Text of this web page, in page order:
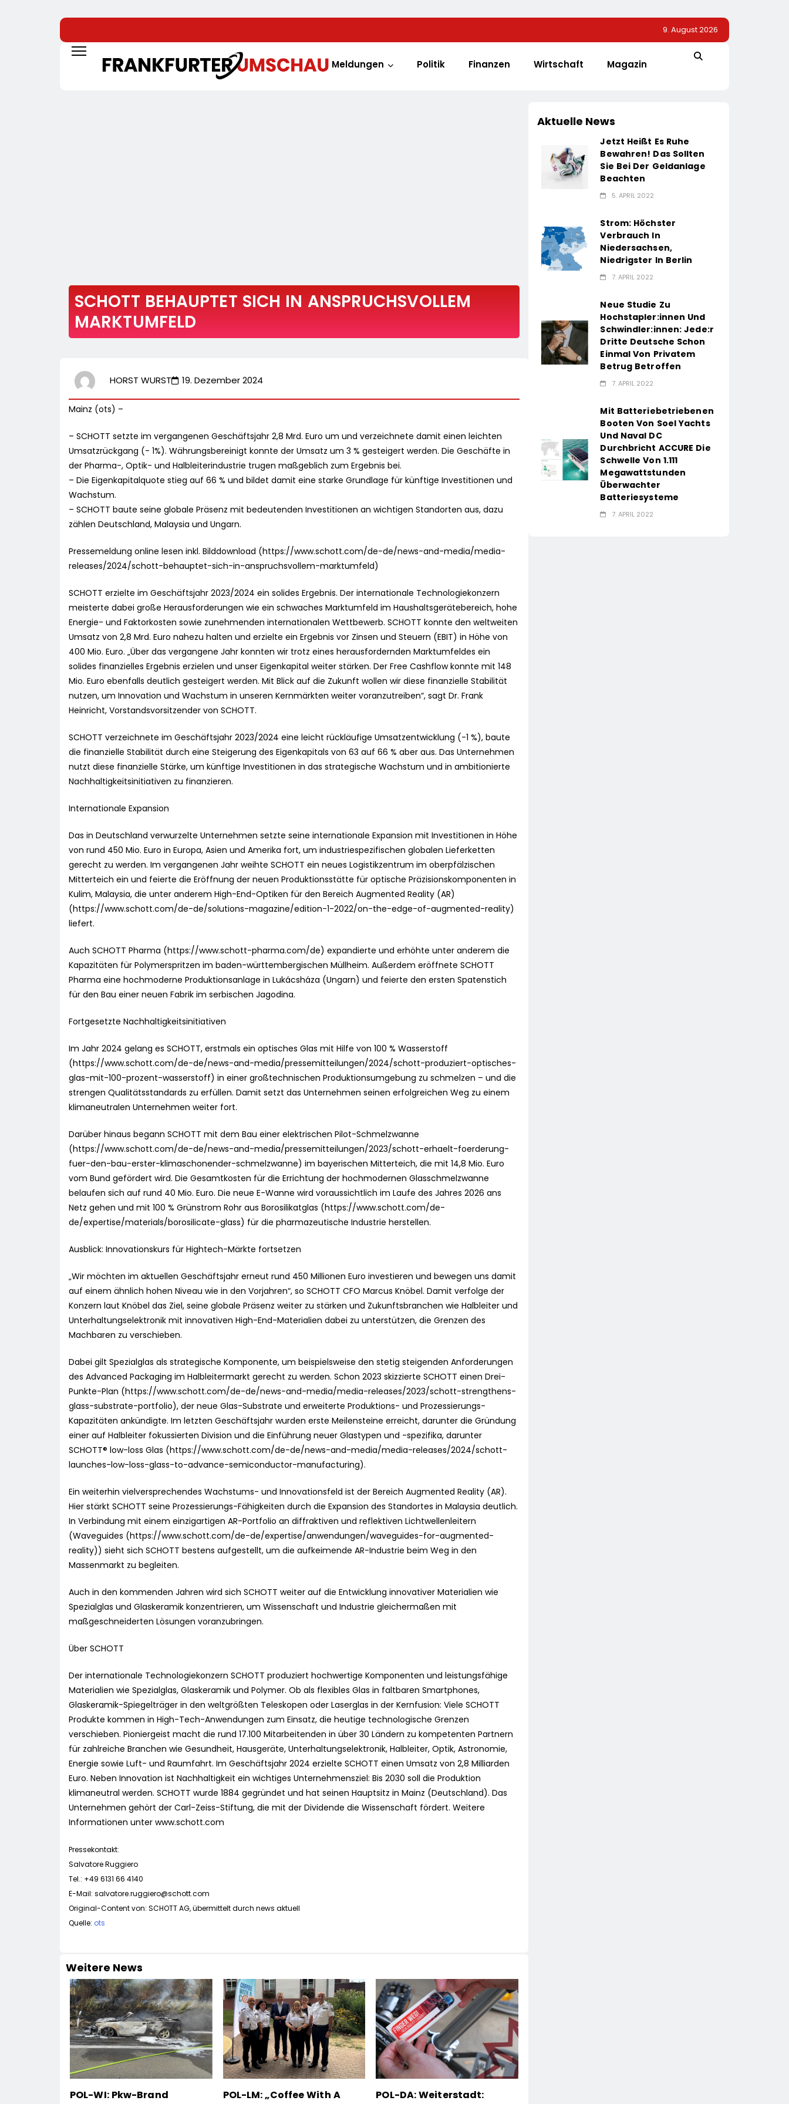
9. August 2026
Meldungen Politik Finanzen Wirtschaft Magazin
SCHOTT BEHAUPTET SICH IN ANSPRUCHSVOLLEM
MARKTUMFELD
HORST WURST 19. Dezember 2024
Mainz (ots) –
– SCHOTT setzte im vergangenen Geschäftsjahr 2,8 Mrd. Euro um und verzeichnete damit einen leichten
Umsatzrückgang (- 1%). Währungsbereinigt konnte der Umsatz um 3 % gesteigert werden. Die Geschäfte in
der Pharma-, Optik- und Halbleiterindustrie trugen maßgeblich zum Ergebnis bei.
– Die Eigenkapitalquote stieg auf 66 % und bildet damit eine starke Grundlage für künftige Investitionen und
Wachstum.
– SCHOTT baute seine globale Präsenz mit bedeutenden Investitionen an wichtigen Standorten aus, dazu
zählen Deutschland, Malaysia und Ungarn.
Pressemeldung online lesen inkl. Bilddownload (https://www.schott.com/de-de/news-and-media/media-
releases/2024/schott-behauptet-sich-in-anspruchsvollem-marktumfeld)
SCHOTT erzielte im Geschäftsjahr 2023/2024 ein solides Ergebnis. Der internationale Technologiekonzern
meisterte dabei große Herausforderungen wie ein schwaches Marktumfeld im Haushaltsgerätebereich, hohe
Energie- und Faktorkosten sowie zunehmenden internationalen Wettbewerb. SCHOTT konnte den weltweiten
Umsatz von 2,8 Mrd. Euro nahezu halten und erzielte ein Ergebnis vor Zinsen und Steuern (EBIT) in Höhe von
400 Mio. Euro. „Über das vergangene Jahr konnten wir trotz eines herausfordernden Marktumfeldes ein
solides finanzielles Ergebnis erzielen und unser Eigenkapital weiter stärken. Der Free Cashflow konnte mit 148
Mio. Euro ebenfalls deutlich gesteigert werden. Mit Blick auf die Zukunft wollen wir diese finanzielle Stabilität
nutzen, um Innovation und Wachstum in unseren Kernmärkten weiter voranzutreiben“, sagt Dr. Frank
Heinricht, Vorstandsvorsitzender von SCHOTT.
SCHOTT verzeichnete im Geschäftsjahr 2023/2024 eine leicht rückläufige Umsatzentwicklung (-1 %), baute
die finanzielle Stabilität durch eine Steigerung des Eigenkapitals von 63 auf 66 % aber aus. Das Unternehmen
nutzt diese finanzielle Stärke, um künftige Investitionen in das strategische Wachstum und in ambitionierte
Nachhaltigkeitsinitiativen zu finanzieren.
Internationale Expansion
Das in Deutschland verwurzelte Unternehmen setzte seine internationale Expansion mit Investitionen in Höhe
von rund 450 Mio. Euro in Europa, Asien und Amerika fort, um industriespezifischen globalen Lieferketten
gerecht zu werden. Im vergangenen Jahr weihte SCHOTT ein neues Logistikzentrum im oberpfälzischen
Mitterteich ein und feierte die Eröffnung der neuen Produktionsstätte für optische Präzisionskomponenten in
Kulim, Malaysia, die unter anderem High-End-Optiken für den Bereich Augmented Reality (AR)
(https://www.schott.com/de-de/solutions-magazine/edition-1-2022/on-the-edge-of-augmented-reality)
liefert.
Auch SCHOTT Pharma (https://www.schott-pharma.com/de) expandierte und erhöhte unter anderem die
Kapazitäten für Polymerspritzen im baden-württembergischen Müllheim. Außerdem eröffnete SCHOTT
Pharma eine hochmoderne Produktionsanlage in Lukácsháza (Ungarn) und feierte den ersten Spatenstich
für den Bau einer neuen Fabrik im serbischen Jagodina.
Fortgesetzte Nachhaltigkeitsinitiativen
Im Jahr 2024 gelang es SCHOTT, erstmals ein optisches Glas mit Hilfe von 100 % Wasserstoff
(https://www.schott.com/de-de/news-and-media/pressemitteilungen/2024/schott-produziert-optisches-
glas-mit-100-prozent-wasserstoff) in einer großtechnischen Produktionsumgebung zu schmelzen – und die
strengen Qualitätsstandards zu erfüllen. Damit setzt das Unternehmen seinen erfolgreichen Weg zu einem
klimaneutralen Unternehmen weiter fort.
Darüber hinaus begann SCHOTT mit dem Bau einer elektrischen Pilot-Schmelzwanne
(https://www.schott.com/de-de/news-and-media/pressemitteilungen/2023/schott-erhaelt-foerderung-
fuer-den-bau-erster-klimaschonender-schmelzwanne) im bayerischen Mitterteich, die mit 14,8 Mio. Euro
vom Bund gefördert wird. Die Gesamtkosten für die Errichtung der hochmodernen Glasschmelzwanne
belaufen sich auf rund 40 Mio. Euro. Die neue E-Wanne wird voraussichtlich im Laufe des Jahres 2026 ans
Netz gehen und mit 100 % Grünstrom Rohr aus Borosilikatglas (https://www.schott.com/de-
de/expertise/materials/borosilicate-glass) für die pharmazeutische Industrie herstellen.
Ausblick: Innovationskurs für Hightech-Märkte fortsetzen
„Wir möchten im aktuellen Geschäftsjahr erneut rund 450 Millionen Euro investieren und bewegen uns damit
auf einem ähnlich hohen Niveau wie in den Vorjahren“, so SCHOTT CFO Marcus Knöbel. Damit verfolge der
Konzern laut Knöbel das Ziel, seine globale Präsenz weiter zu stärken und Zukunftsbranchen wie Halbleiter und
Unterhaltungselektronik mit innovativen High-End-Materialien dabei zu unterstützen, die Grenzen des
Machbaren zu verschieben.
Dabei gilt Spezialglas als strategische Komponente, um beispielsweise den stetig steigenden Anforderungen
des Advanced Packaging im Halbleitermarkt gerecht zu werden. Schon 2023 skizzierte SCHOTT einen Drei-
Punkte-Plan (https://www.schott.com/de-de/news-and-media/media-releases/2023/schott-strengthens-
glass-substrate-portfolio), der neue Glas-Substrate und erweiterte Produktions- und Prozessierungs-
Kapazitäten ankündigte. Im letzten Geschäftsjahr wurden erste Meilensteine erreicht, darunter die Gründung
einer auf Halbleiter fokussierten Division und die Einführung neuer Glastypen und -spezifika, darunter
SCHOTT® low-loss Glas (https://www.schott.com/de-de/news-and-media/media-releases/2024/schott-
launches-low-loss-glass-to-advance-semiconductor-manufacturing).
Ein weiterhin vielversprechendes Wachstums- und Innovationsfeld ist der Bereich Augmented Reality (AR).
Hier stärkt SCHOTT seine Prozessierungs-Fähigkeiten durch die Expansion des Standortes in Malaysia deutlich.
In Verbindung mit einem einzigartigen AR-Portfolio an diffraktiven und reflektiven Lichtwellenleitern
(Waveguides (https://www.schott.com/de-de/expertise/anwendungen/waveguides-for-augmented-
reality)) sieht sich SCHOTT bestens aufgestellt, um die aufkeimende AR-Industrie beim Weg in den
Massenmarkt zu begleiten.
Auch in den kommenden Jahren wird sich SCHOTT weiter auf die Entwicklung innovativer Materialien wie
Spezialglas und Glaskeramik konzentrieren, um Wissenschaft und Industrie gleichermaßen mit
maßgeschneiderten Lösungen voranzubringen.
Über SCHOTT
Der internationale Technologiekonzern SCHOTT produziert hochwertige Komponenten und leistungsfähige
Materialien wie Spezialglas, Glaskeramik und Polymer. Ob als flexibles Glas in faltbaren Smartphones,
Glaskeramik-Spiegelträger in den weltgrößten Teleskopen oder Laserglas in der Kernfusion: Viele SCHOTT
Produkte kommen in High-Tech-Anwendungen zum Einsatz, die heutige technologische Grenzen
verschieben. Pioniergeist macht die rund 17.100 Mitarbeitenden in über 30 Ländern zu kompetenten Partnern
für zahlreiche Branchen wie Gesundheit, Hausgeräte, Unterhaltungselektronik, Halbleiter, Optik, Astronomie,
Energie sowie Luft- und Raumfahrt. Im Geschäftsjahr 2024 erzielte SCHOTT einen Umsatz von 2,8 Milliarden
Euro. Neben Innovation ist Nachhaltigkeit ein wichtiges Unternehmensziel: Bis 2030 soll die Produktion
klimaneutral werden. SCHOTT wurde 1884 gegründet und hat seinen Hauptsitz in Mainz (Deutschland). Das
Unternehmen gehört der Carl-Zeiss-Stiftung, die mit der Dividende die Wissenschaft fördert. Weitere
Informationen unter www.schott.com
Pressekontakt:
Salvatore Ruggiero
Tel.: +49 6131 66 4140
E-Mail: salvatore.ruggiero@schott.com
Original-Content von: SCHOTT AG, übermittelt durch news aktuell
Quelle: ots
Weitere News
POL-WI: Pkw-Brand
POL-LM: „Coffee With A
POL-DA: Weiterstadt:
Aktuelle News
Jetzt Heißt Es Ruhe
Bewahren! Das Sollten
Sie Bei Der Geldanlage
Beachten
5. APRIL 2022
Strom: Höchster
Verbrauch In
Niedersachsen,
Niedrigster In Berlin
7. APRIL 2022
Neue Studie Zu
Hochstapler:innen Und
Schwindler:innen: Jede:r
Dritte Deutsche Schon
Einmal Von Privatem
Betrug Betroffen
7. APRIL 2022
Mit Batteriebetriebenen
Booten Von Soel Yachts
Und Naval DC
Durchbricht ACCURE Die
Schwelle Von 1.111
Megawattstunden
Überwachter
Batteriesysteme
7. APRIL 2022